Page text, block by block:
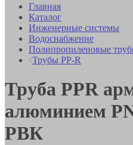
Главная
Каталог
Инженерные системы
Водоснабжение
Полипропиленовые
Трубы PP-R
Труба PPR
алюминием
РВК